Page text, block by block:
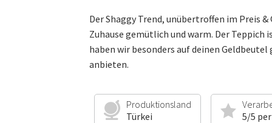
Der Shaggy Trend, unübertroffen im Preis
Zuhause gemütlich und warm. Der Teppich
haben wir besonders auf deinen
anbieten.
Produktionsland
Türkei
5/5